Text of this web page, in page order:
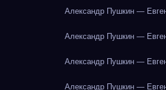
Александр Пушкин —
Александр Пушкин —
Александр Пушкин —
Александр Пушкин —